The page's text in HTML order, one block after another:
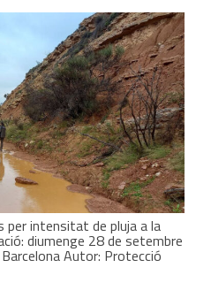
intensitat de pluja a la
diumenge 28 de setembre
Autor: Protecció